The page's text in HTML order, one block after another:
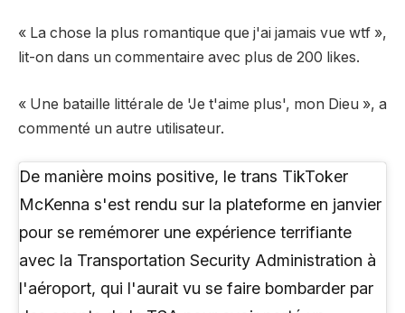
« La chose la plus romantique que j'ai jamais vue wtf »,
lit-on dans un commentaire avec plus de 200 likes.
« Une bataille littérale de 'Je t'aime plus', mon Dieu », a
commenté un autre utilisateur.
De manière moins positive, le trans TikToker
McKenna s'est rendu sur la plateforme en janvier
pour se remémorer une expérience terrifiante
avec la Transportation Security Administration à
l'aéroport, qui l'aurait vu se faire bombarder par